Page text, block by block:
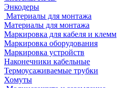
Энкодеры
Материалы для монтажа
Материалы для монтажа
Маркировка для кабеля и клемм
Маркировка оборудования
Маркировка устройств
Наконечники кабельные
Термоусаживаемые трубки
Хомуты